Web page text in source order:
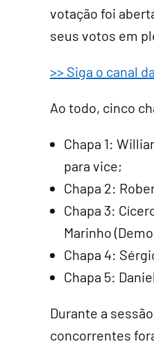
votação foi
seus votos em
>> Siga o canal
Ao todo, cinco
Chapa 1:
para vice;
Chapa 2:
Chapa 3:
Marinho
Chapa 4:
Chapa 5:
Durante a
concorrentes